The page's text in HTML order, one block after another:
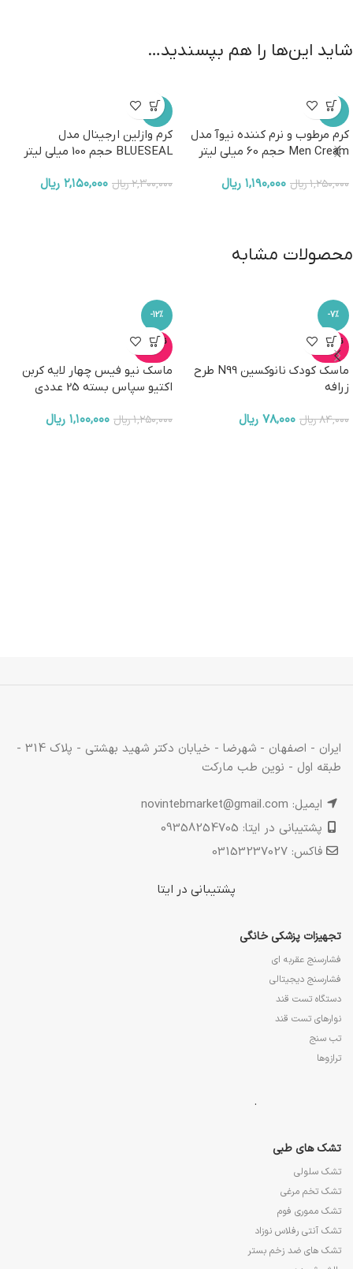
شاید این‌ها را هم بپسندید…
-5%
کرم مرطوب و نرم کننده نیوآ مدل
Men Cream حجم 60 میلی لیتر
۱,۲۵۰,۰۰۰ریال ۱,۱۹۰,۰۰۰ ریال
-7%
کرم وازلین ارجینال مدل
BLUESEAL حجم 100 میلی لیتر
۲,۳۰۰,۰۰۰ریال ۲,۱۵۰,۰۰۰ ریال
محصولات مشابه
-7%
ناموجو
د
ماسک کودک نانوکسین N99 طرح
زرافه
۸۴,۰۰۰ریال ۷۸,۰۰۰ ریال
-12%
ناموجو
د
ماسک نیو فیس چهار لایه کربن
اکتیو سپاس بسته 25 عددی
۱,۲۵۰,۰۰۰ریال ۱,۱۰۰,۰۰۰ ریال
ایران - اصفهان - شهرضا - خیابان دکتر شهید بهشتی - پلاک 314 -
طبقه اول - نوین طب مارکت
ایمیل: novintebmarket@gmail.com
پشتیبانی در ایتا: 09358254705
فاکس: 03153237027
پشتیبانی در ایتا
تجهیزات پزشکی خانگی
فشارسنج عقربه ای
فشارسنج دیجیتالی
دستگاه تست قند
نوارهای تست قند
تب سنج
ترازوها
.
تشک های طبی
تشک سلولی
تشک تخم مرغی
تشک مموری فوم
تشک آنتی رفلاس نوزاد
تشک های ضد زخم بستر